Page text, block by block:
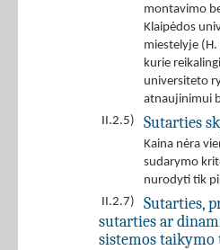
montavimo
Klaipėdos
miestelyje
kurie
universiteto
atnaujinimui
II.2.5)
Sutarties
Kaina nėra
sudarymo
nurodyti tik
II.2.7)
Sutarties,
sutarties ar
sistemos